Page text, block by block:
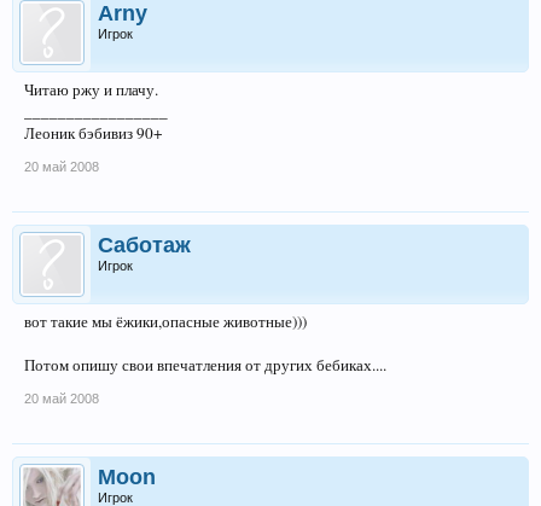
Arny
Игрок
Читаю ржу и плачу.
Леоник бэбивиз 90+
20 май 2008
Саботаж
Игрок
вот такие мы ёжики,опасные животные)))
Потом опишу свои впечатления от других бебиках....
20 май 2008
Moon
Игрок